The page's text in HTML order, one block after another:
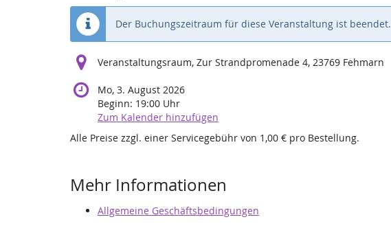
Der Buchungszeitraum für diese Veranstaltung ist beendet.
Veranstaltungsraum, Zur Strandpromenade 4, 23769 Fehmarn
Mo, 3. August 2026
Beginn: 19:00 Uhr
Zum Kalender hinzufügen
Alle Preise zzgl. einer Servicegebühr von 1,00 € pro Bestellung.
Mehr Informationen
Allgemeine Geschäftsbedingungen